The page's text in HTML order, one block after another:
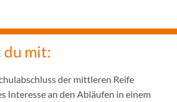
du mit:
der mittleren Reife
Interesse an den Abläufen in einem